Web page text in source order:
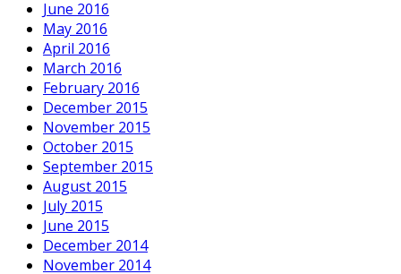
June 2016
May 2016
April 2016
March 2016
February 2016
December 2015
November 2015
October 2015
September 2015
August 2015
July 2015
June 2015
December 2014
November 2014